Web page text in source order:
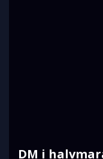
DM i